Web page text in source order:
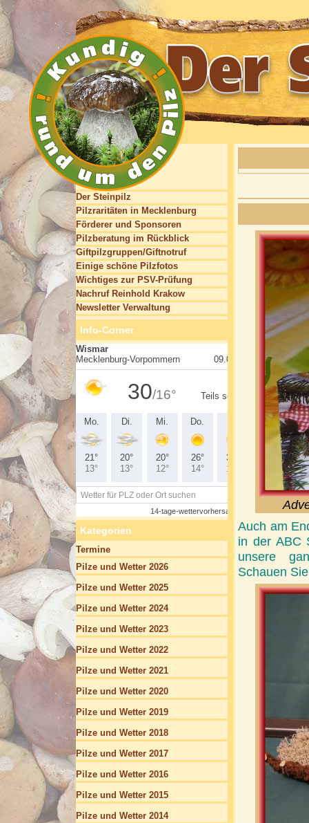
Auch am
in der ABC
unsere
Schauen
Der Steinpilz
Pilzraritäten in Mecklenburg
Förderer und Sponsoren
Pilzberatung im Rückblick
Giftpilzgruppen/Giftnotruf
Einige schöne Pilzfotos
Wichtiges zur PSV-Prüfung
Nachruf Reinhold Krakow
Newsletter Verwaltung
Info-Corner
Kategorien
Termine
Pilze und Wetter 2026
Pilze und Wetter 2025
Pilze und Wetter 2024
Pilze und Wetter 2023
Pilze und Wetter 2022
Pilze und Wetter 2021
Pilze und Wetter 2020
Pilze und Wetter 2019
Pilze und Wetter 2018
Pilze und Wetter 2017
Pilze und Wetter 2016
Pilze und Wetter 2015
Pilze und Wetter 2014